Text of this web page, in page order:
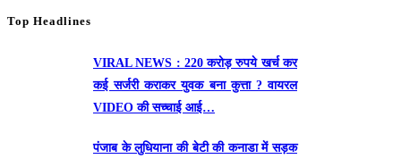
Top Headlines
VIRAL NEWS : 220 करोड़ रुपये खर्च कर
कई सर्जरी कराकर युवक बना कुत्ता ? वायरल
VIDEO की सच्चाई आई…
पंजाब के लुधियाना की बेटी की कनाडा में सड़क